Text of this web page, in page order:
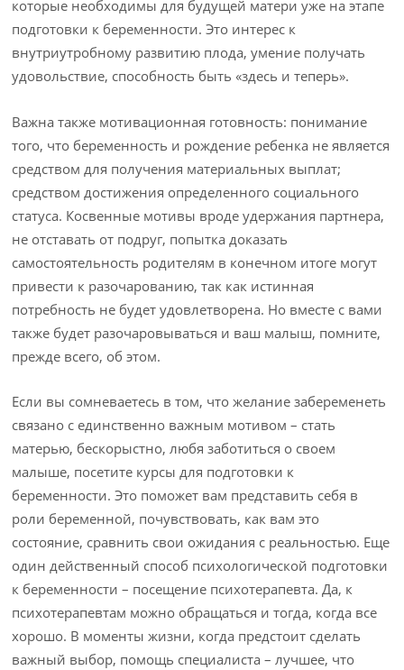
которые необходимы для будущей матери уже на этапе
подготовки к беременности. Это интерес к
внутриутробному развитию плода, умение получать
удовольствие, способность быть «здесь и теперь».
Важна также мотивационная готовность: понимание
того, что беременность и рождение ребенка не является
средством для получения материальных выплат;
средством достижения определенного социального
статуса. Косвенные мотивы вроде удержания партнера,
не отставать от подруг, попытка доказать
самостоятельность родителям в конечном итоге могут
привести к разочарованию, так как истинная
потребность не будет удовлетворена. Но вместе с вами
также будет разочаровываться и ваш малыш, помните,
прежде всего, об этом.
Если вы сомневаетесь в том, что желание забеременеть
связано с единственно важным мотивом – стать
матерью, бескорыстно, любя заботиться о своем
малыше, посетите курсы для подготовки к
беременности. Это поможет вам представить себя в
роли беременной, почувствовать, как вам это
состояние, сравнить свои ожидания с реальностью. Еще
один действенный способ психологической подготовки
к беременности – посещение психотерапевта. Да, к
психотерапевтам можно обращаться и тогда, когда все
хорошо. В моменты жизни, когда предстоит сделать
важный выбор, помощь специалиста – лучшее, что